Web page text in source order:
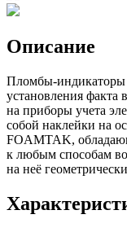
Описание
Пломбы-
установления факта
на приборы учета
собой наклейки на
FOAMTAK,
к любым способам
на неё